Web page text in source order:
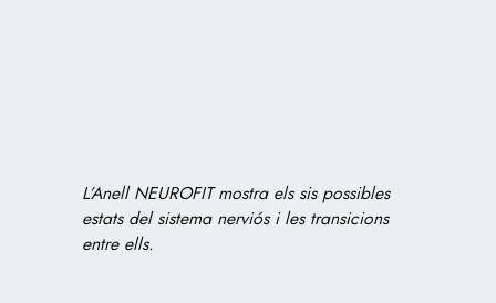
L’Anell NEUROFIT mostra els sis possibles
estats del sistema nerviós i les transicions
entre ells.